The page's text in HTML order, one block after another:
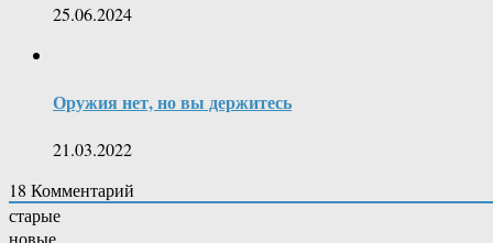
25.06.2024
Оружия нет, но вы держитесь
21.03.2022
18 Комментарий
старые